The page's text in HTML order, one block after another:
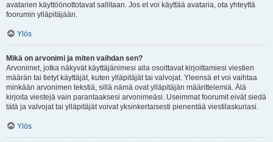
avatarien käyttöönottotavat sallitaan. Jos et voi käyttää avataria, ota yhteyttä
foorumin ylläpitäjään.
Ylös
Mikä on arvonimi ja miten vaihdan sen?
Arvonimet, jotka näkyvät käyttäjänimesi alla osoittavat kirjoittamiesi viestien
määrän tai tietyt käyttäjät, kuten ylläpitäjät tai valvojat. Yleensä et voi vaihtaa
minkään arvonimen tekstiä, sillä nämä ovat ylläpitäjän määrittelemiä. Älä
kirjoita viestejä vain parantaaksesi arvonimeäsi. Useimmat foorumit eivät siedä
tätä ja valvojat tai ylläpitäjät voivat yksinkertaisesti pienentää viestilaskuriasi.
Ylös